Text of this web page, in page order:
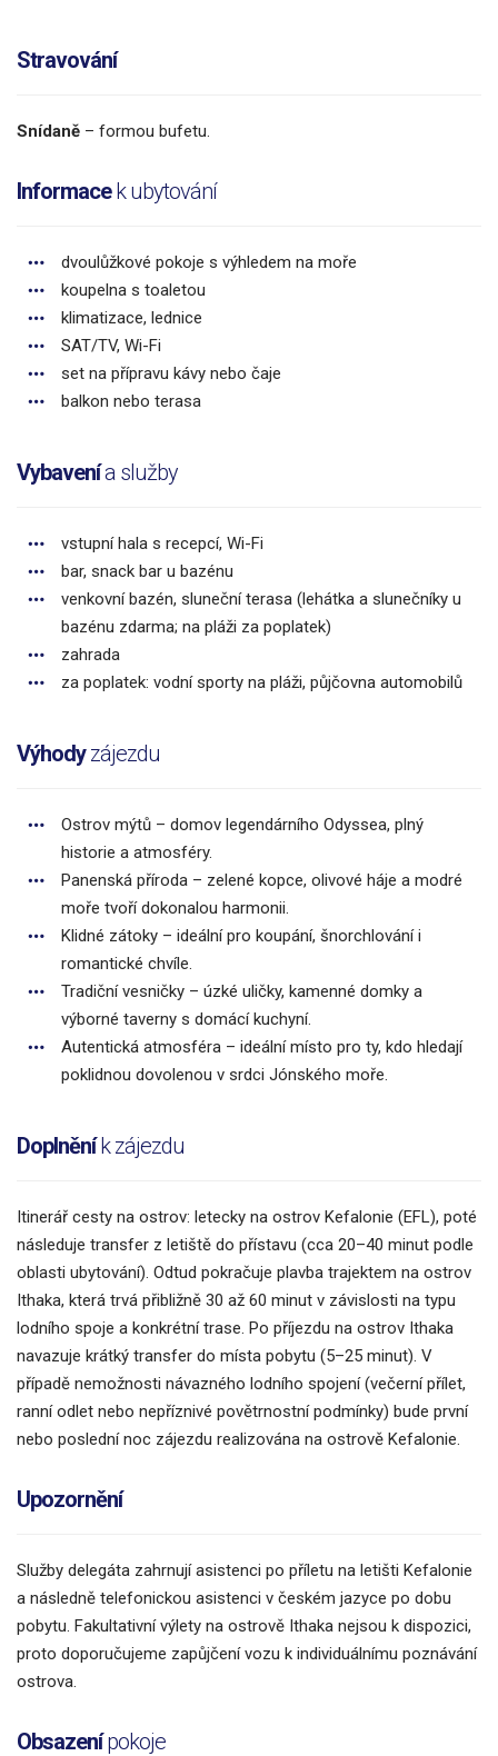
Stravování
Snídaně – formou bufetu.
Informacek ubytování
dvoulůžkové pokoje s výhledem na moře
koupelna s toaletou
klimatizace, lednice
SAT/TV, Wi-Fi
set na přípravu kávy nebo čaje
balkon nebo terasa
Vybavenía služby
vstupní hala s recepcí, Wi-Fi
bar, snack bar u bazénu
venkovní bazén, sluneční terasa (lehátka a slunečníky u
bazénu zdarma; na pláži za poplatek)
zahrada
za poplatek: vodní sporty na pláži, půjčovna automobilů
Výhodyzájezdu
Ostrov mýtů – domov legendárního Odyssea, plný
historie a atmosféry.
Panenská příroda – zelené kopce, olivové háje a modré
moře tvoří dokonalou harmonii.
Klidné zátoky – ideální pro koupání, šnorchlování i
romantické chvíle.
Tradiční vesničky – úzké uličky, kamenné domky a
výborné taverny s domácí kuchyní.
Autentická atmosféra – ideální místo pro ty, kdo hledají
poklidnou dovolenou v srdci Jónského moře.
Doplněník zájezdu
Itinerář cesty na ostrov: letecky na ostrov Kefalonie (EFL), poté
následuje transfer z letiště do přístavu (cca 20–40 minut podle
oblasti ubytování). Odtud pokračuje plavba trajektem na ostrov
Ithaka, která trvá přibližně 30 až 60 minut v závislosti na typu
lodního spoje a konkrétní trase. Po příjezdu na ostrov Ithaka
navazuje krátký transfer do místa pobytu (5–25 minut). V
případě nemožnosti návazného lodního spojení (večerní přílet,
ranní odlet nebo nepříznivé povětrnostní podmínky) bude první
nebo poslední noc zájezdu realizována na ostrově Kefalonie.
Upozornění
Služby delegáta zahrnují asistenci po příletu na letišti Kefalonie
a následně telefonickou asistenci v českém jazyce po dobu
pobytu. Fakultativní výlety na ostrově Ithaka nejsou k dispozici,
proto doporučujeme zapůjčení vozu k individuálnímu poznávání
ostrova.
Obsazenípokoje